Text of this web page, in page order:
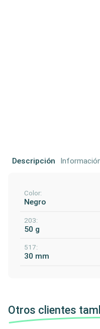
Descripción
Color:
Negro
203:
50 g
517:
30 mm
Otros clientes